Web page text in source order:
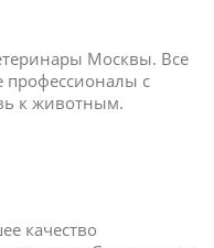
Москвы. Все
с
к животным.
качество